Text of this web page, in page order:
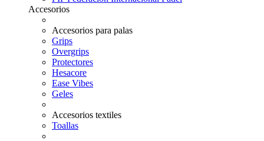
Accesorios
Accesorios para palas
Grips
Overgrips
Protectores
Hesacore
Ease Vibes
Geles
Accesorios textiles
Toallas